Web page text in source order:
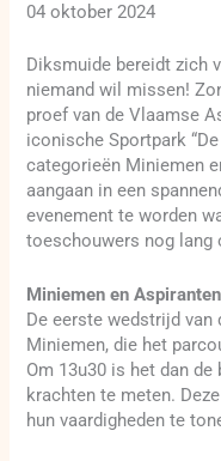
04 oktober 2024
Diksmuide bereidt zich
niemand wil missen!
proef van de Vlaamse
iconische Sportpark
categorieën Miniemen
aangaan in een
evenement te worden
toeschouwers nog lang
Miniemen en
De eerste wedstrijd van
Miniemen, die het
Om 13u30 is het dan
krachten te meten.
hun vaardigheden te